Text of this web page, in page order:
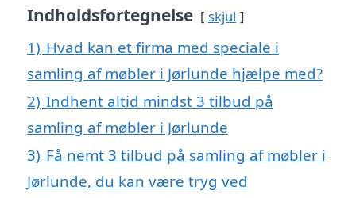
Indholdsfortegnelse skjul
1) Hvad kan et firma med speciale i
samling af møbler i Jørlunde hjælpe med?
2) Indhent altid mindst 3 tilbud på
samling af møbler i Jørlunde
3) Få nemt 3 tilbud på samling af møbler i
Jørlunde, du kan være tryg ved